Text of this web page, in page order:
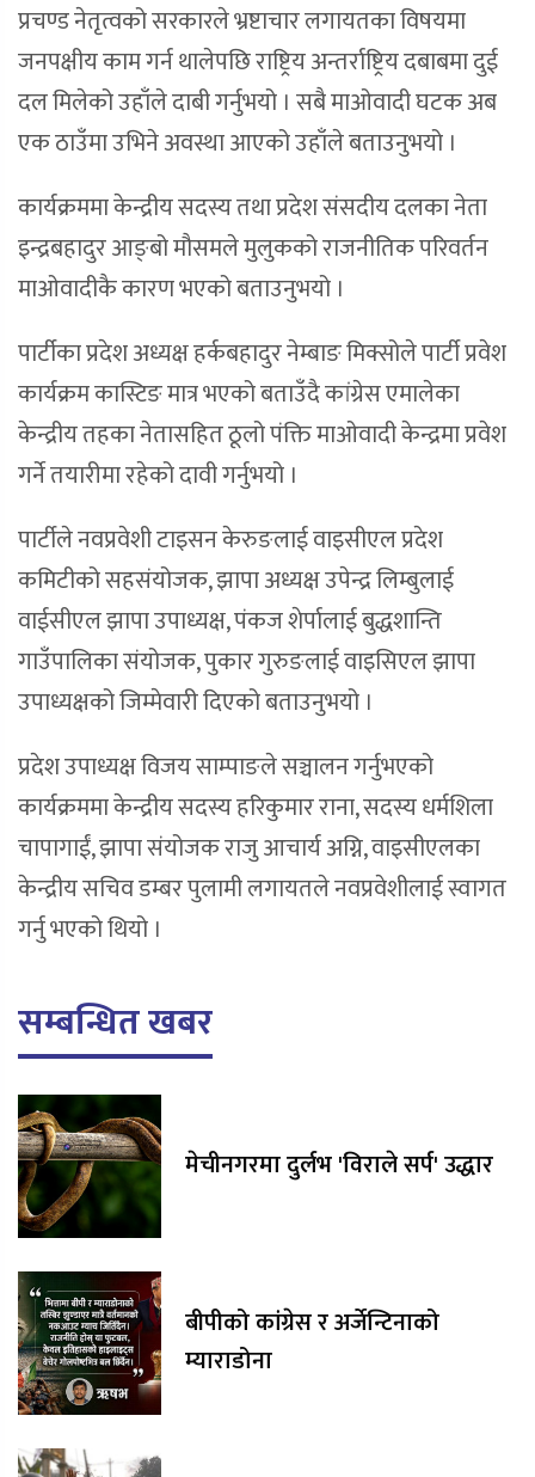
प्रचण्ड नेतृत्वको सरकारले भ्रष्टाचार लगायतका विषयमा
जनपक्षीय काम गर्न थालेपछि राष्ट्रिय अन्तर्राष्ट्रिय दबाबमा दुई
दल मिलेको उहाँले दाबी गर्नुभयो । सबै माओवादी घटक अब
एक ठाउँमा उभिने अवस्था आएको उहाँले बताउनुभयो ।
कार्यक्रममा केन्द्रीय सदस्य तथा प्रदेश संसदीय दलका नेता
इन्द्रबहादुर आङ्बो मौसमले मुलुकको राजनीतिक परिवर्तन
माओवादीकै कारण भएको बताउनुभयो ।
पार्टीका प्रदेश अध्यक्ष हर्कबहादुर नेम्बाङ मिक्सोले पार्टी प्रवेश
कार्यक्रम कास्टिङ मात्र भएको बताउँदै कांग्रेस एमालेका
केन्द्रीय तहका नेतासहित ठूलो पंक्ति माओवादी केन्द्रमा प्रवेश
गर्ने तयारीमा रहेको दावी गर्नुभयो ।
पार्टीले नवप्रवेशी टाइसन केरुङलाई वाइसीएल प्रदेश
कमिटीको सहसंयोजक, झापा अध्यक्ष उपेन्द्र लिम्बुलाई
वाईसीएल झापा उपाध्यक्ष, पंकज शेर्पालाई बुद्धशान्ति
गाउँपालिका संयोजक, पुकार गुरुङलाई वाइसिएल झापा
उपाध्यक्षको जिम्मेवारी दिएको बताउनुभयो ।
प्रदेश उपाध्यक्ष विजय साम्पाङले सञ्चालन गर्नुभएको
कार्यक्रममा केन्द्रीय सदस्य हरिकुमार राना, सदस्य धर्मशिला
चापागाईं, झापा संयोजक राजु आचार्य अग्नि, वाइसीएलका
केन्द्रीय सचिव डम्बर पुलामी लगायतले नवप्रवेशीलाई स्वागत
गर्नु भएको थियो ।
सम्बन्धित खबर
मेचीनगरमा दुर्लभ 'विराले सर्प' उद्धार
बीपीको कांग्रेस र अर्जेन्टिनाको
म्याराडोना